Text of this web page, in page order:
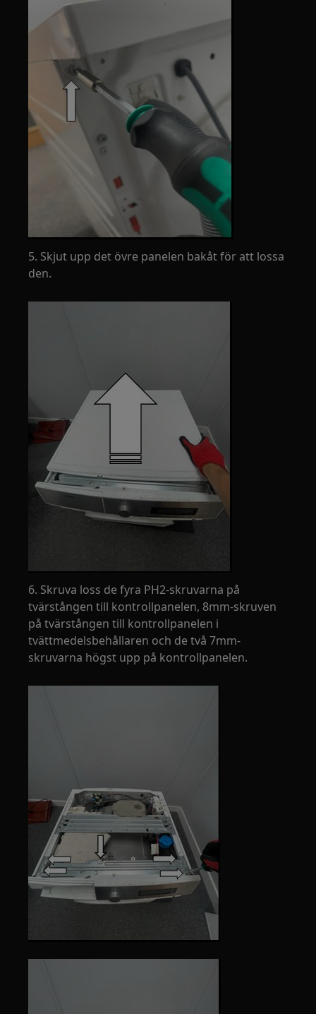
5. Skjut upp det övre panelen bakåt för att lossa
den.
6. Skruva loss de fyra PH2-skruvarna på
tvärstången till kontrollpanelen, 8mm-skruven
på tvärstången till kontrollpanelen i
tvättmedelsbehållaren och de två 7mm-
skruvarna högst upp på kontrollpanelen.